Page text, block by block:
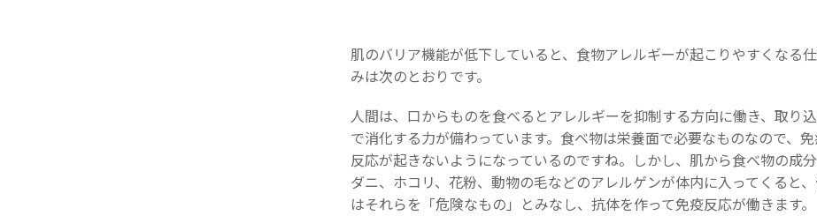
肌のバリア機能が低下していると、食物アレルギーが起こりやすくなる
みは次のとおりです。
人間は、口からものを食べるとアレルギーを抑制する方向に働き、取り
で消化する力が備わっています。食べ物は栄養面で必要なものなので、
反応が起きないようになっているのですね。しかし、肌から食べ物の成分
ダニ、ホコリ、花粉、動物の毛などのアレルゲンが体内に入ってくると
はそれらを「危険なもの」とみなし、抗体を作って免疫反応が働きます。